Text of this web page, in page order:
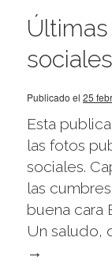
sociales
Publicado el 25
Esta
las fotos
sociales.
las
buena cara
Un saludo,
→